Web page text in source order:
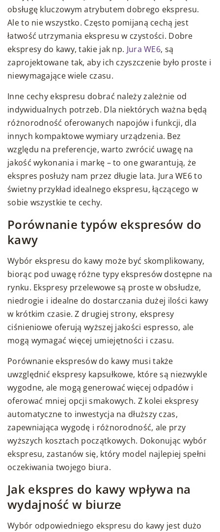
obsługę kluczowym atrybutem dobrego ekspresu.
Ale to nie wszystko. Często pomijaną cechą jest
łatwość utrzymania ekspresu w czystości. Dobre
ekspresy do kawy, takie jak np. Jura WE6, są
zaprojektowane tak, aby ich czyszczenie było proste i
niewymagające wiele czasu.
Inne cechy ekspresu dobrać należy zależnie od
indywidualnych potrzeb. Dla niektórych ważna będą
różnorodność oferowanych napojów i funkcji, dla
innych kompaktowe wymiary urządzenia. Bez
względu na preferencje, warto zwrócić uwagę na
jakość wykonania i markę – to one gwarantują, że
ekspres posłuży nam przez długie lata. Jura WE6 to
świetny przykład idealnego ekspresu, łączącego w
sobie wszystkie te cechy.
Porównanie typów ekspresów do
kawy
Wybór ekspresu do kawy może być skomplikowany,
biorąc pod uwagę różne typy ekspresów dostępne na
rynku. Ekspresy przelewowe są proste w obsłudze,
niedrogie i idealne do dostarczania dużej ilości kawy
w krótkim czasie. Z drugiej strony, ekspresy
ciśnieniowe oferują wyższej jakości espresso, ale
mogą wymagać więcej umiejętności i czasu.
Porównanie ekspresów do kawy musi także
uwzględnić ekspresy kapsułkowe, które są niezwykle
wygodne, ale mogą generować więcej odpadów i
oferować mniej opcji smakowych. Z kolei ekspresy
automatyczne to inwestycja na dłuższy czas,
zapewniająca wygodę i różnorodność, ale przy
wyższych kosztach początkowych. Dokonując wybór
ekspresu, zastanów się, który model najlepiej spełni
oczekiwania twojego biura.
Jak ekspres do kawy wpływa na
wydajność w biurze
Wybór odpowiedniego ekspresu do kawy jest dużo